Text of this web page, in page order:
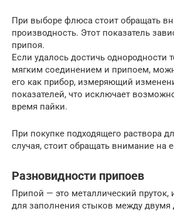
При выборе флюса стоит обращать
производность. Этот показатель
припоя.
Если удалось достичь однородности
мягким соединением и припоем,
его как прибор, измеряющий
показателей, что исключает
время пайки.
При покупке подходящего раствора
случая, стоит обращать внимание на
Разновидности припоев
Припой — это металлический пруток,
для заполнения стыков между двумя